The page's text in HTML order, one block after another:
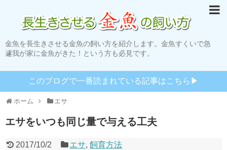
金魚を長生きさせる金魚の飼い方を紹介します。金魚すくいで急
遽我が家に金魚がきた！という方も必見です。
このブログで一番読まれている記事はこちら▶︎
ホーム エサ
エサをいつも同じ量で与える工夫
2017/10/2 エサ,飼育方法